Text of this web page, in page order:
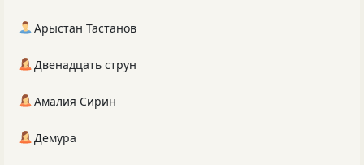
Арыстан Тастанов
Двенадцать струн
Амалия Сирин
Демура